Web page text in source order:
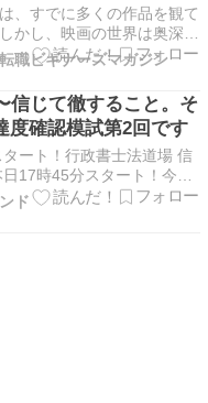
、すでに多くの作品を観て
かし、映画の世界は奥深
その魅力は大きく異なりま
らなる映画体験を深めたい
とって、ジャンルを理解す
プです。本記事では、アク
…
職ビギナーズマガジン
信じて徹すること。そ
度確認模試第2回です
ート！行政書士法道場 信
17時45分スタート！今月
あいこ先生も一緒ですよー
験する方も、すでに合格し
士法について2時間で学び
ド